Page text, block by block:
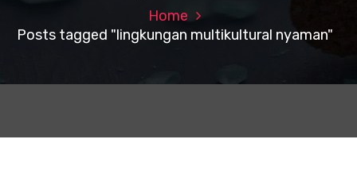
Home
Posts tagged "lingkungan multikultural nyaman"